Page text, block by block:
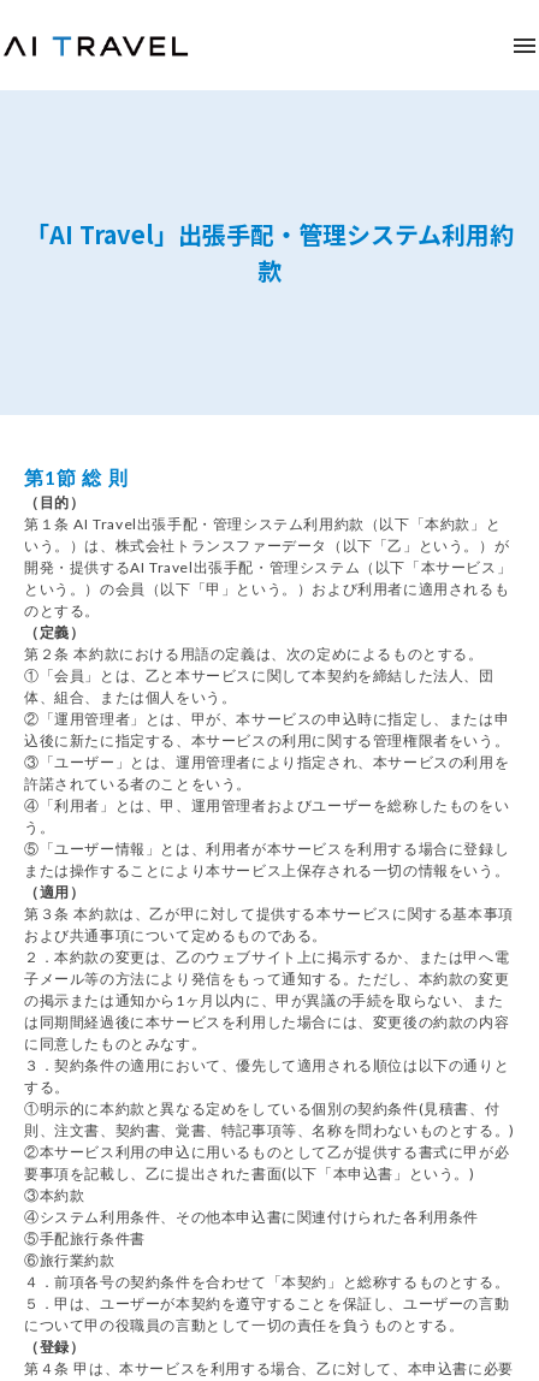
「AI Travel」出張手配・管理システム利用約
款
第1節 総 則
（目的）
第１条 AI Travel出張手配・管理システム利用約款（以下「本約款」と
いう。）は、株式会社トランスファーデータ（以下「乙」という。）が
開発・提供するAI Travel出張手配・管理システム（以下「本サービス」
という。）の会員（以下「甲」という。）および利用者に適用されるも
のとする。
（定義）
第２条 本約款における用語の定義は、次の定めによるものとする。
①「会員」とは、乙と本サービスに関して本契約を締結した法人、団
体、組合、または個人をいう。
②「運用管理者」とは、甲が、本サービスの申込時に指定し、または申
込後に新たに指定する、本サービスの利用に関する管理権限者をいう。
③「ユーザー」とは、運用管理者により指定され、本サービスの利用を
許諾されている者のことをいう。
④「利用者」とは、甲、運用管理者およびユーザーを総称したものをい
う。
⑤「ユーザー情報」とは、利用者が本サービスを利用する場合に登録し
または操作することにより本サービス上保存される一切の情報をいう。
（適用）
第３条 本約款は、乙が甲に対して提供する本サービスに関する基本事項
および共通事項について定めるものである。
２．本約款の変更は、乙のウェブサイト上に掲示するか、または甲へ電
子メール等の方法により発信をもって通知する。ただし、本約款の変更
の掲示または通知から1ヶ月以内に、甲が異議の手続を取らない、また
は同期間経過後に本サービスを利用した場合には、変更後の約款の内容
に同意したものとみなす。
３．契約条件の適用において、優先して適用される順位は以下の通りと
する。
①明示的に本約款と異なる定めをしている個別の契約条件(見積書、付
則、注文書、契約書、覚書、特記事項等、名称を問わないものとする。)
②本サービス利用の申込に用いるものとして乙が提供する書式に甲が必
要事項を記載し、乙に提出された書面(以下「本申込書」という。)
③本約款
④システム利用条件、その他本申込書に関連付けられた各利用条件
⑤手配旅行条件書
⑥旅行業約款
４．前項各号の契約条件を合わせて「本契約」と総称するものとする。
５．甲は、ユーザーが本契約を遵守することを保証し、ユーザーの言動
について甲の役職員の言動として一切の責任を負うものとする。
（登録）
第４条 甲は、本サービスを利用する場合、乙に対して、本申込書に必要